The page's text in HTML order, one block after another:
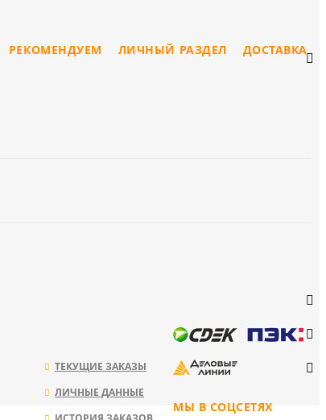
ДОСТАВКА
ЛИЧНЫЙ РАЗДЕЛ
РЕКОМЕНДУЕМ
МЫ В СОЦСЕТЯХ
ТЕКУЩИЕ ЗАКАЗЫ
ЛИЧНЫЕ ДАННЫЕ